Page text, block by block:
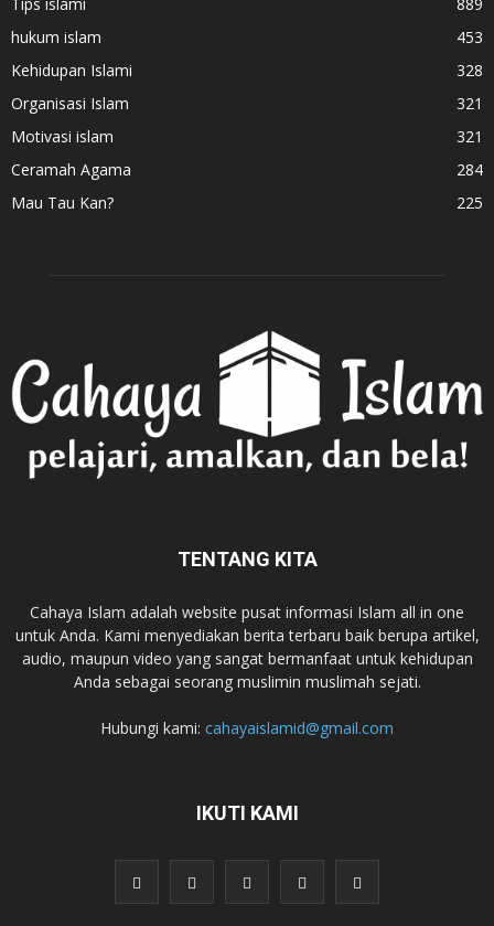
hukum islam
453
Kehidupan Islami
328
Organisasi Islam
321
Motivasi islam
321
Ceramah Agama
284
Mau Tau Kan?
225
TENTANG KITA
Cahaya Islam adalah website pusat informasi Islam all in one
untuk Anda. Kami menyediakan berita terbaru baik berupa artikel,
audio, maupun video yang sangat bermanfaat untuk kehidupan
Anda sebagai seorang muslimin muslimah sejati.
Hubungi kami: cahayaislamid@gmail.com
IKUTI KAMI